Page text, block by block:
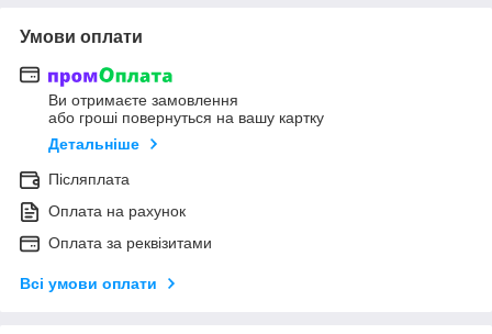
Умови оплати
Ви отримаєте замовлення
або гроші повернуться на вашу картку
Детальніше
Післяплата
Оплата на рахунок
Оплата за реквізитами
Всі умови оплати